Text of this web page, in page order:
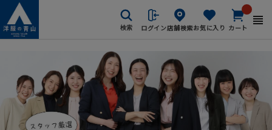
検索 ログイン店舗検索お気に入り カート